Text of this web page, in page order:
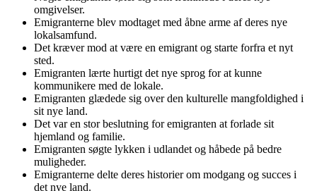
omgivelser.
Emigranterne blev modtaget med åbne arme af deres nye
lokalsamfund.
Det kræver mod at være en emigrant og starte forfra et nyt
sted.
Emigranten lærte hurtigt det nye sprog for at kunne
kommunikere med de lokale.
Emigranten glædede sig over den kulturelle mangfoldighed i
sit nye land.
Det var en stor beslutning for emigranten at forlade sit
hjemland og familie.
Emigranten søgte lykken i udlandet og håbede på bedre
muligheder.
Emigranterne delte deres historier om modgang og succes i
det nye land.